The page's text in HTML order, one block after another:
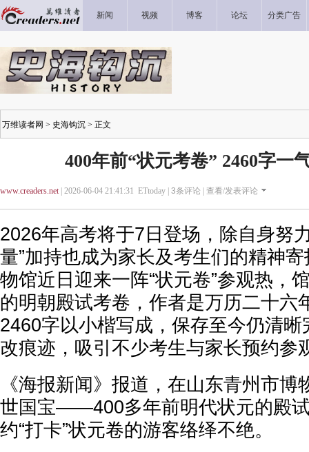
新闻 视频 博客 论坛 分类广告
万维读者网 > 史海钩沉 > 正文
400年前“状元考卷” 2460字一
www.creaders.net| 2026-06-04 21:41:31 ETtoday | 3条评论 | 查看/发表评论
2026年高考将于7日登场，除自身努
量”加持也成为家长及考生们的精神
物馆近日迎来一阵“状元卷”参观热，
的明朝殿试考卷，作者是万历二十六
2460字以小楷写成，保存至今仍清
改痕迹，吸引不少考生与家长预约参
《海报新闻》报道，在山东青州市
世国宝——400多年前明代状元的殿
约“打卡”状元卷的游客络绎不绝。